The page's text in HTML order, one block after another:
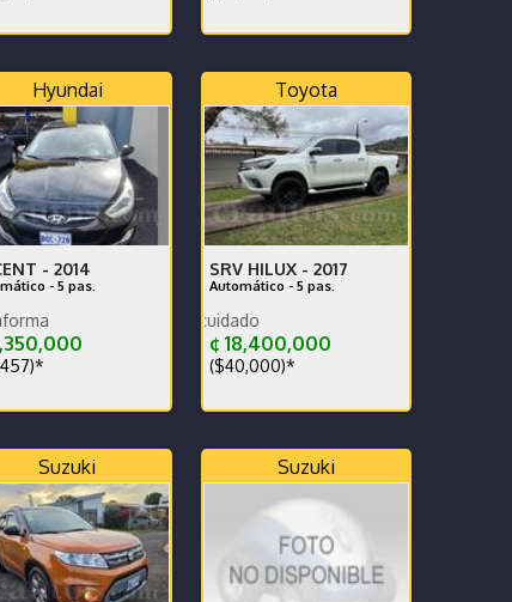
Hyundai
- 2014
- 5 pas.
Nunca trabajado en plataforma
Toyota
SRV HILUX - 2017
Automático - 5 pas.
¢ 18,400,000
($40,000)*
Suzuki Suzuki